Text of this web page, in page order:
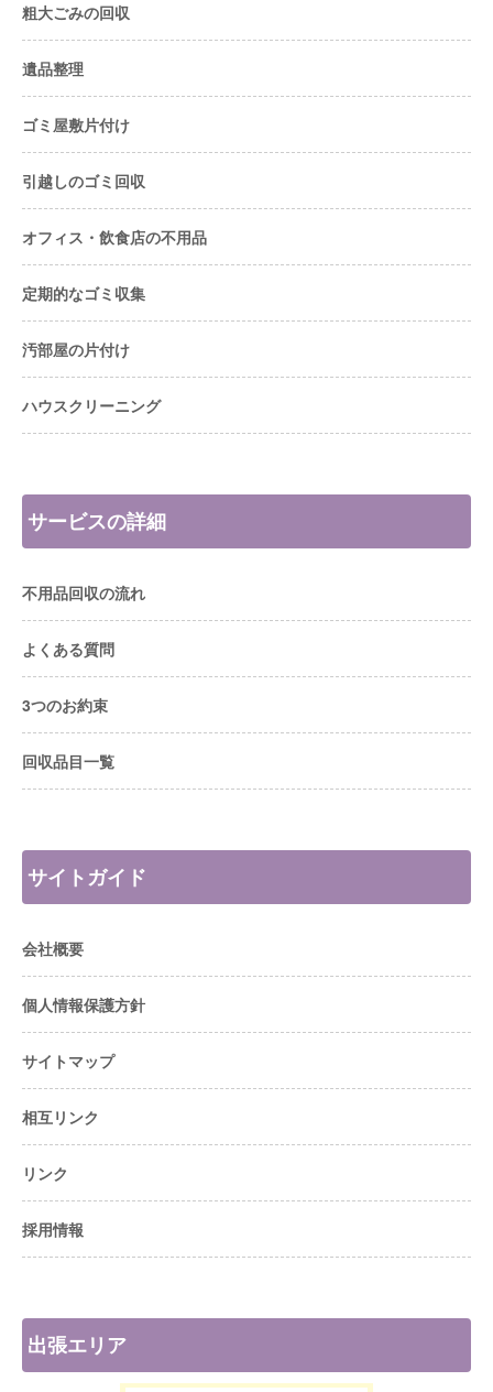
粗大ごみの回収
遺品整理
ゴミ屋敷片付け
引越しのゴミ回収
オフィス・飲食店の不用品
定期的なゴミ収集
汚部屋の片付け
ハウスクリーニング
サービスの詳細
不用品回収の流れ
よくある質問
3つのお約束
回収品目一覧
サイトガイド
会社概要
個人情報保護方針
サイトマップ
相互リンク
リンク
採用情報
出張エリア